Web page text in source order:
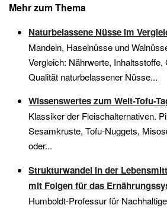
Mehr zum Thema
Naturbelassene Nüsse im
Mandeln, Haselnüsse und
Vergleich: Nährwerte,
Qualität naturbelassener Nüsse...
Wissenswertes zum Welt-Tofu-
Klassiker der Fleischalternativen.
Sesamkruste, Tofu-Nuggets,
oder...
Strukturwandel in der
mit Folgen für das
Humboldt-Professur für Nachhaltige